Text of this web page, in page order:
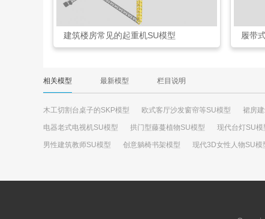
建筑楼房常见的起重机SU模型 履带
相关模型 最新模型 栏目说明
木工切割台桌子的SKP模型 欧式客厅沙发窗帘等SU模型 裙房
电器老式电视机SU模型 拱门型藤蔓植物SU模型 现代台灯SU模
男性建筑教师SU模型 创意躺椅书架模型 现代3D女性人物SU模